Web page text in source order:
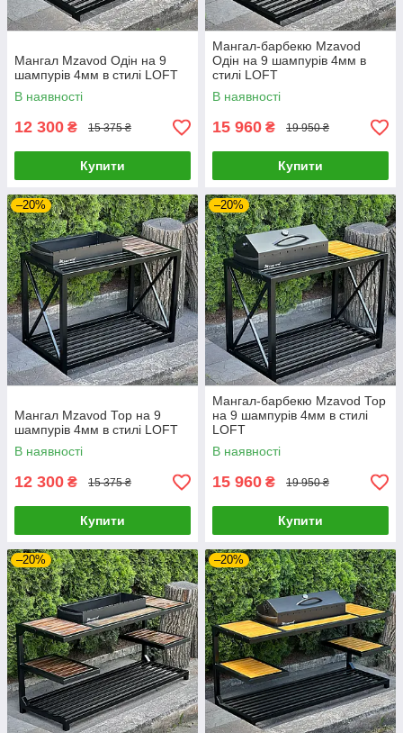
Мангал Mzavod Одін на 9
шампурів 4мм в стилі LOFT
В наявності
12 300 ₴ 15 375 ₴
Купити
Мангал-барбекю Mzavod
Одін на 9 шампурів 4мм в
стилі LOFT
В наявності
15 960 ₴ 19 950 ₴
Купити
–20%
Мангал Mzavod Тор на 9
шампурів 4мм в стилі LOFT
В наявності
12 300 ₴ 15 375 ₴
Купити
–20%
Мангал-барбекю Mzavod Тор
на 9 шампурів 4мм в стилі
LOFT
В наявності
15 960 ₴ 19 950 ₴
Купити
–20% –20%